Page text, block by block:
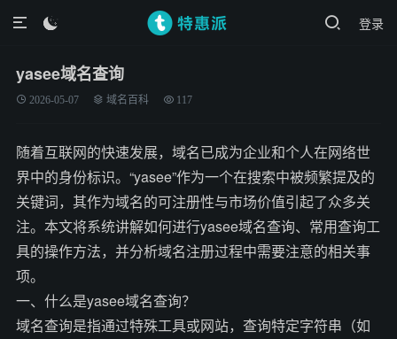
登录

yasee域名查询
2026-05-07 域名百科 117
随着互联网的快速发展，域名已成为企业和个人在网络世
界中的身份标识。“yasee”作为一个在搜索中被频繁提及的
关键词，其作为域名的可注册性与市场价值引起了众多关
注。本文将系统讲解如何进行yasee域名查询、常用查询工
具的操作方法，并分析域名注册过程中需要注意的相关事
项。
一、什么是yasee域名查询？
域名查询是指通过特殊工具或网站，查询特定字符串（如